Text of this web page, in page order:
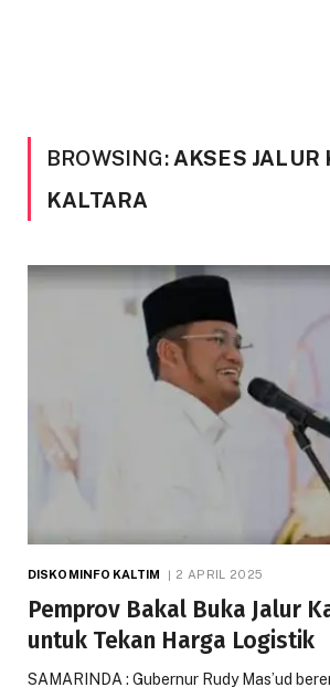
BROWSING: AKSES JALUR
KALTARA
DISKOMINFO KALTIM 2 APRIL 2025
Pemprov Bakal Buka Jalur
untuk Tekan Harga Logistik
SAMARINDA : Gubernur Rudy Mas’ud